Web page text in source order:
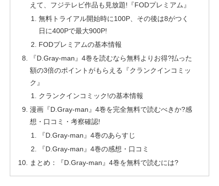
えて、フジテレビ作品も見放題!『FODプレミアム』
無料トライアル開始時に100P、その後は8がつく
日に400Pで最大900P!
FODプレミアムの基本情報
『D.Gray-man』4巻を読むなら無料よりお得?払った
額の3倍のポイントがもらえる『クランクインコミッ
ク』
クランクインコミック!の基本情報
漫画『D.Gray-man』4巻を完全無料で読むべきか?感
想・口コミ・考察確認!
『D.Gray-man』4巻のあらすじ
『D.Gray-man』4巻の感想・口コミ
まとめ：『D.Gray-man』4巻を無料で読むには?